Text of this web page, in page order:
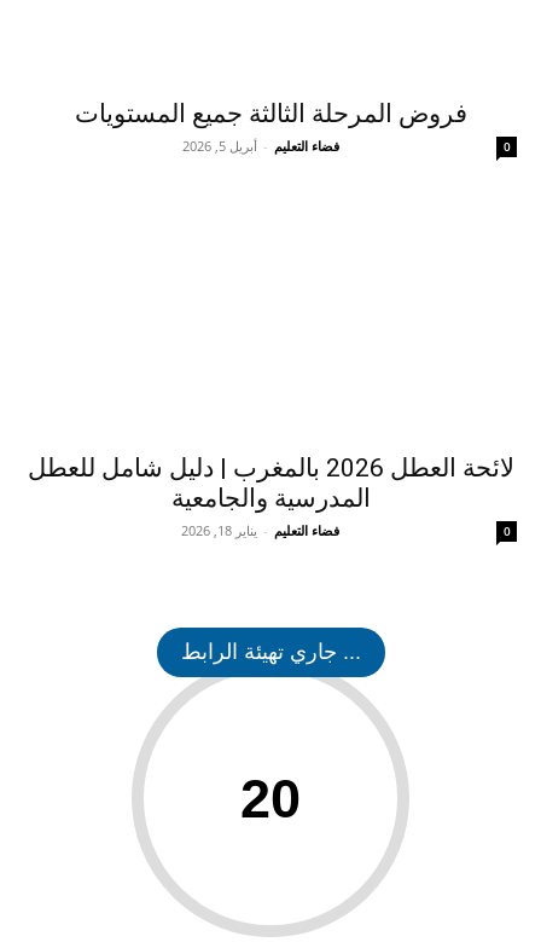
فروض المرحلة الثالثة جميع المستويات
فضاء التعليم - أبريل 5, 2026 0
لائحة العطل 2026 بالمغرب | دليل شامل للعطل
المدرسية والجامعية
فضاء التعليم - يناير 18, 2026 0
... جاري تهيئة الرابط
20